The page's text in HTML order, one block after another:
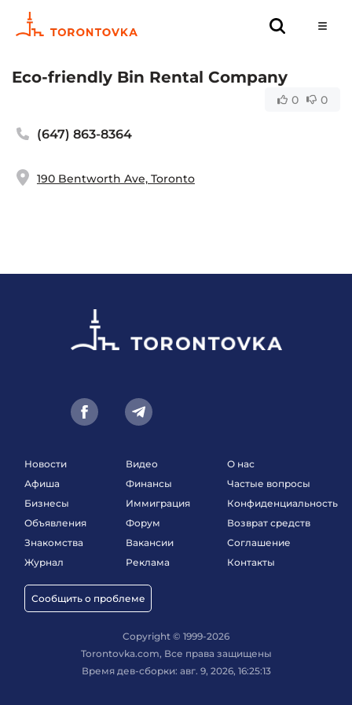
Eco-friendly Bin Rental Company
0 0
(647) 863-8364
190 Bentworth Ave, Toronto
Новости
Афиша
Бизнесы
Объявления
Знакомства
Журнал
Сообщить о проблеме
Видео
Финансы
Иммиграция
Форум
Вакансии
Реклама
О нас
Частые вопросы
Конфиденциальность
Возврат средств
Соглашение
Контакты
Copyright © 1999-2026
Torontovka.com, Все права защищены
Время дев-сборки: авг. 9, 2026, 16:25:13